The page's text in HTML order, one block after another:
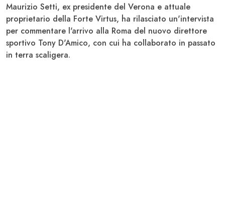
Maurizio Setti, ex presidente del Verona e attuale
proprietario della Forte Virtus, ha rilasciato un'intervista
per commentare l'arrivo alla Roma del nuovo direttore
sportivo Tony D'Amico, con cui ha collaborato in passato
in terra scaligera.